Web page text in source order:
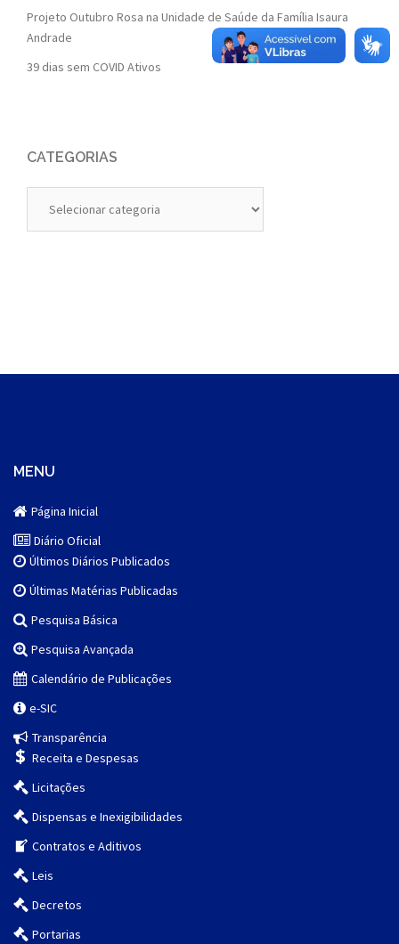
Projeto Outubro Rosa na Unidade de Saúde da Família Isaura
Andrade
39 dias sem COVID Ativos
CATEGORIAS
MENU
Página Inicial
Diário Oficial
Últimos Diários Publicados
Últimas Matérias Publicadas
Pesquisa Básica
Pesquisa Avançada
Calendário de Publicações
e-SIC
Transparência
Receita e Despesas
Licitações
Dispensas e Inexigibilidades
Contratos e Aditivos
Leis
Decretos
Portarias